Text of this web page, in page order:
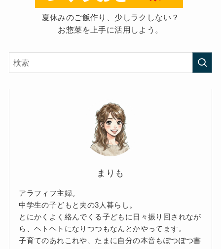
夏休みのご飯作り、少しラクしない？
お惣菜を上手に活用しよう。
まりも
アラフィフ主婦。
中学生の子どもと夫の3人暮らし。
とにかくよく絡んでくる子どもに日々振り回されなが
ら、ヘトヘトになりつつもなんとかやってます。
子育てのあれこれや、たまに自分の本音もぽつぽつ書